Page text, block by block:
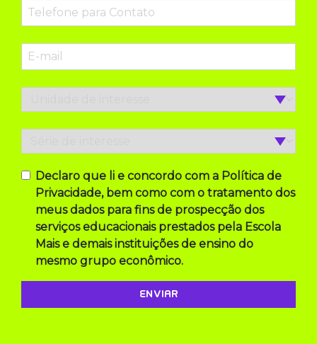
Declaro que li e concordo com a Política de
Privacidade, bem como com o tratamento dos
meus dados para fins de prospecção dos
serviços educacionais prestados pela Escola
Mais e demais instituições de ensino do
mesmo grupo econômico.